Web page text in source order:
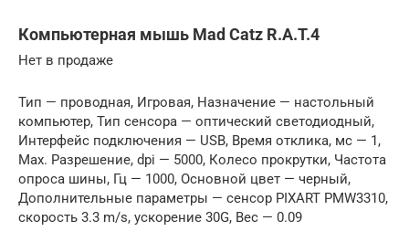
Компьютерная мышь Mad Catz R.A.T.4
Нет в продаже
Тип — проводная, Игровая, Назначение — настольный
компьютер, Тип сенсора — оптический светодиодный,
Интерфейс подключения — USB, Время отклика, мс — 1,
Max. Разрешение, dpi — 5000, Колесо прокрутки, Частота
опроса шины, Гц — 1000, Основной цвет — черный,
Дополнительные параметры — сенсор PIXART PMW3310,
скорость 3.3 m/s, ускорение 30G, Вес — 0.09